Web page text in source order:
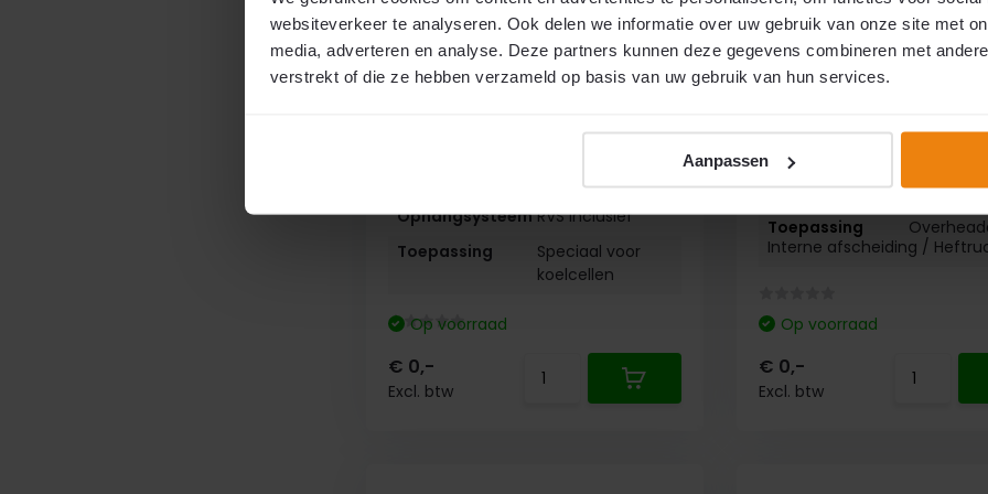
websiteverkeer te analyseren. Ook delen we informatie over uw gebruik van onze site met
media, adverteren en analyse. Deze partners kunnen deze gegevens combineren met
verstrekt of die ze hebben verzameld op basis van uw gebruik van hun services.
Aanpassen
Transparant pvc stroken
200x2mm
350 cm (Advies)
Ophangsysteem RVS Inclusief
Toepassing
Speciaal voor
koelcellen
Op voorraad
€ 0,-
Excl. btw
pvc stroken 300x3mm
Strook breedte
Max hoogte
550 cm
Ophangsysteem RVS
Interne afscheiding /
Op voorraad
€ 0,-
Excl. btw